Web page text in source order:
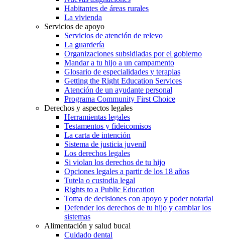
Habitantes de áreas rurales
La vivienda
Servicios de apoyo
Servicios de atención de relevo
La guardería
Organizaciones subsidiadas por el gobierno
Mandar a tu hijo a un campamento
Glosario de especialidades y terapias
Getting the Right Education Services
Atención de un ayudante personal
Programa Community First Choice
Derechos y aspectos legales
Herramientas legales
Testamentos y fideicomisos
La carta de intención
Sistema de justicia juvenil
Los derechos legales
Si violan los derechos de tu hijo
Opciones legales a partir de los 18 años
Tutela o custodia legal
Rights to a Public Education
Toma de decisiones con apoyo y poder notarial
Defender los derechos de tu hijo y cambiar los
sistemas
Alimentación y salud bucal
Cuidado dental